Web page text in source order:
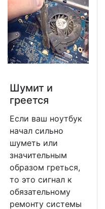
Шумит и
греется
Если ваш ноутбук
начал сильно
шуметь или
значительным
образом греться,
то это сигнал к
обязательному
ремонту системы